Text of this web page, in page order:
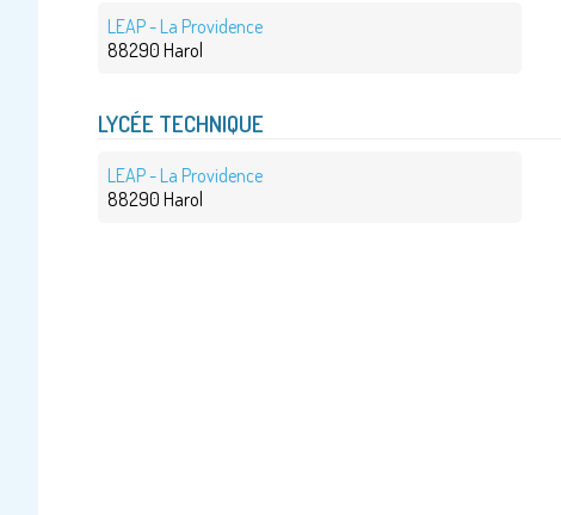
LEAP - La Providence
88290 Harol
LYCÉE TECHNIQUE
LEAP - La Providence
88290 Harol